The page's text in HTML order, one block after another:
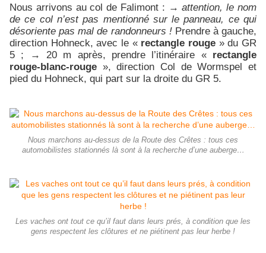
Nous arrivons au col de Falimont : →attention, le nom
de ce col n’est pas mentionné sur le panneau, ce qui
désoriente pas mal de randonneurs !Prendre à gauche,
direction Hohneck, avec le « rectangle rouge » du GR
5 ; → 20 m après, prendre l’itinéraire « rectangle
rouge-blanc-rouge », direction Col de Wormspel et
pied du Hohneck, qui part sur la droite du GR 5.
Nous marchons au-dessus de la Route des Crêtes : tous ces
automobilistes stationnés là sont à la recherche d’une auberge…
Les vaches ont tout ce qu’il faut dans leurs prés, à condition que les
gens respectent les clôtures et ne piétinent pas leur herbe !